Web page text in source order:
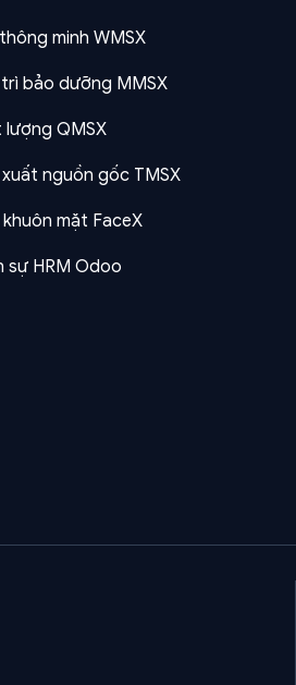
minh WMSX
bảo dưỡng MMSX
QMSX
nguồn gốc TMSX
mặt FaceX
sự HRM Odoo